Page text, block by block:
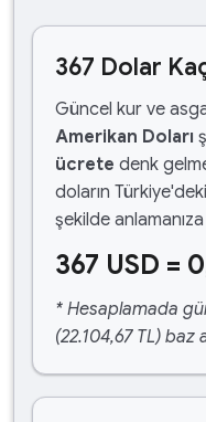
367 Dolar
Güncel kur ve
Amerikan Doları
ücrete denk
doların
şekilde
367 USD =
* Hesaplamada
(22.104,67 TL) baz